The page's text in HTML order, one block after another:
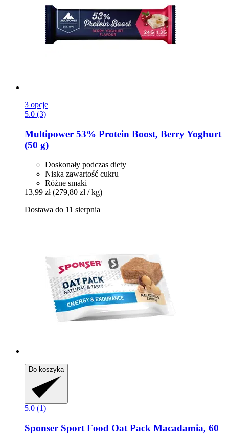
3 opcje
5.0 (3)
Multipower 53% Protein Boost, Berry Yoghurt
(50 g)
Doskonały podczas diety
Niska zawartość cukru
Różne smaki
13,99 zł (279,80 zł / kg)
Dostawa do 11 sierpnia
Do koszyka
5.0 (1)
Sponser Sport Food Oat Pack Macadamia, 60